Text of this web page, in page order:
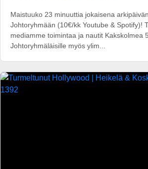
Maistuuko 23 minuuttia jokaisena
Johtoryhmään (10€/kk Youtube & Spotify)!
mediamme toimintaa ja nautit Kakskolmea
Johtoryhmäläisille myös ylim...